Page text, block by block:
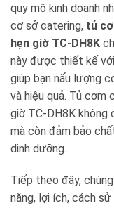
quy mô kinh doanh
cơ sở catering, tủ
hẹn giờ TC-DH8K
này được thiết kế
giúp bạn nấu lượng
và hiệu quả. Tủ cơm
giờ TC-DH8K không
mà còn đảm bảo
dinh dưỡng.
Tiếp theo đây,
năng, lợi ích, cách